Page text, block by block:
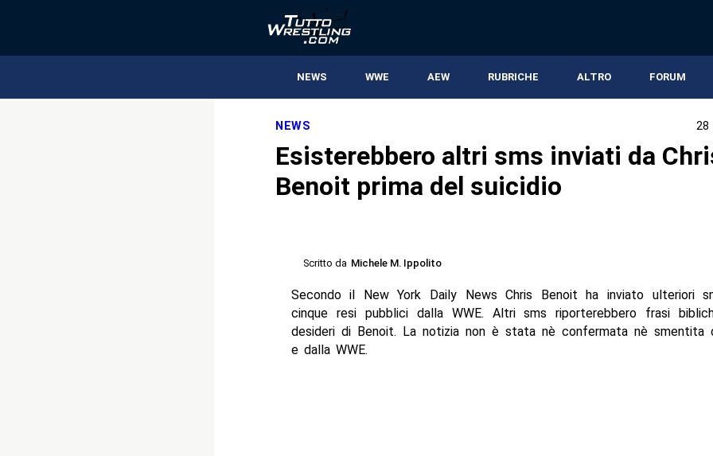
NEWS WWE AEW RUBRICHE ALTRO FORUM
NEWS 28
Esisterebbero altri sms inviati da
Benoit prima del suicidio
Scritto da Michele M. Ippolito
Secondo il New York Daily News Chris Benoit ha inviato ulteriori
cinque resi pubblici dalla WWE. Altri sms riporterebbero frasi
desideri di Benoit. La notizia non è stata nè confermata nè smentita
e dalla WWE.